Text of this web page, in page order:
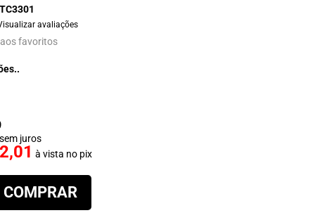
avaliações
favoritos
sem juros
à vista no pix
COMPRAR